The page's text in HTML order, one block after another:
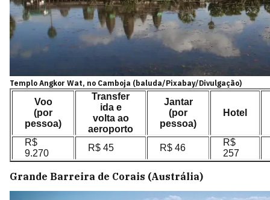
Templo Angkor Wat, no Camboja (baluda/Pixabay/Divulgação)
Voo
(por
pessoa)
Transfer
ida e
volta ao
aeroporto
Jantar
(por
pessoa)
Hotel
R$
9.270
R$ 45 R$ 46
R$
257
Grande Barreira de Corais (Austrália)